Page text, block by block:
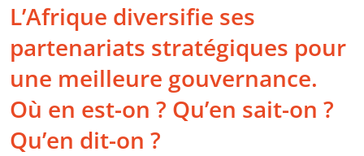
L’Afrique diversifie ses
partenariats stratégiques pour
une meilleure gouvernance.
Où en est-on ? Qu’en sait-on ?
Qu’en dit-on ?